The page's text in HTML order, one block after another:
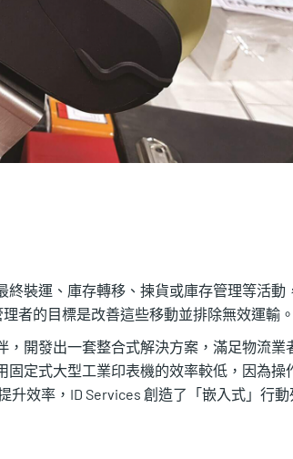
裝運、庫存轉移、揀貨或庫存管理等活動
者的目標是改善這些移動並排除無效運輸
，開發出一套整合式解決方案，滿足物流業
定式大型工業印表機的效率較低，因為操
升效率，ID Services 創造了「嵌入式」行動